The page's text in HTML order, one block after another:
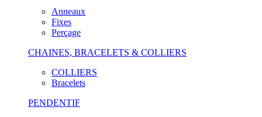
Anneaux
Fixes
Perçage
CHAINES, BRACELETS & COLLIERS
COLLIERS
Bracelets
PENDENTIF